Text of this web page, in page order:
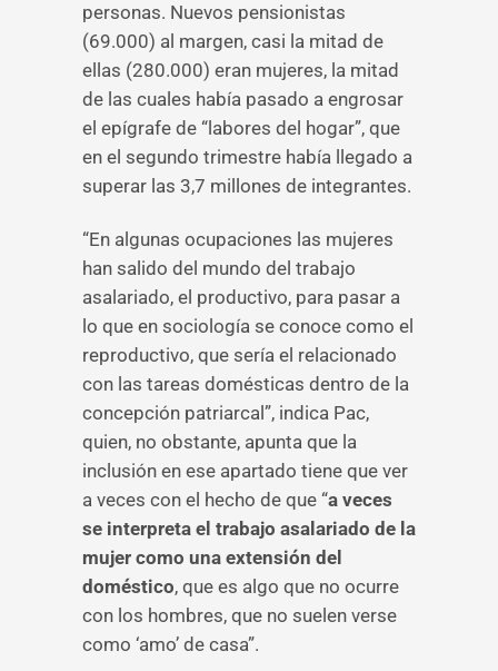
personas. Nuevos pensionistas
(69.000) al margen, casi la mitad de
ellas (280.000) eran mujeres, la mitad
de las cuales había pasado a engrosar
el epígrafe de “labores del hogar”, que
en el segundo trimestre había llegado a
superar las 3,7 millones de integrantes.
“En algunas ocupaciones las mujeres
han salido del mundo del trabajo
asalariado, el productivo, para pasar a
lo que en sociología se conoce como el
reproductivo, que sería el relacionado
con las tareas domésticas dentro de la
concepción patriarcal”, indica Pac,
quien, no obstante, apunta que la
inclusión en ese apartado tiene que ver
a veces con el hecho de que “a veces
se interpreta el trabajo asalariado de la
mujer como una extensión del
doméstico, que es algo que no ocurre
con los hombres, que no suelen verse
como ‘amo’ de casa”.